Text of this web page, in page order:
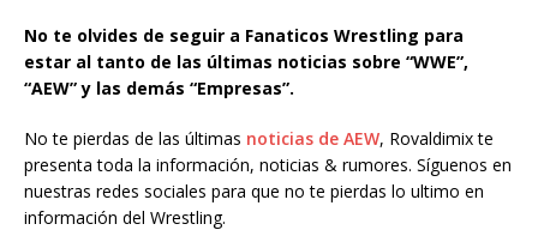
No te olvides de seguir a Fanaticos Wrestling para
estar al tanto de las últimas noticias sobre “WWE”,
“AEW” y las demás “Empresas”.
No te pierdas de las últimas noticias de AEW, Rovaldimix te
presenta toda la información, noticias & rumores. Síguenos en
nuestras redes sociales para que no te pierdas lo ultimo en
información del Wrestling.